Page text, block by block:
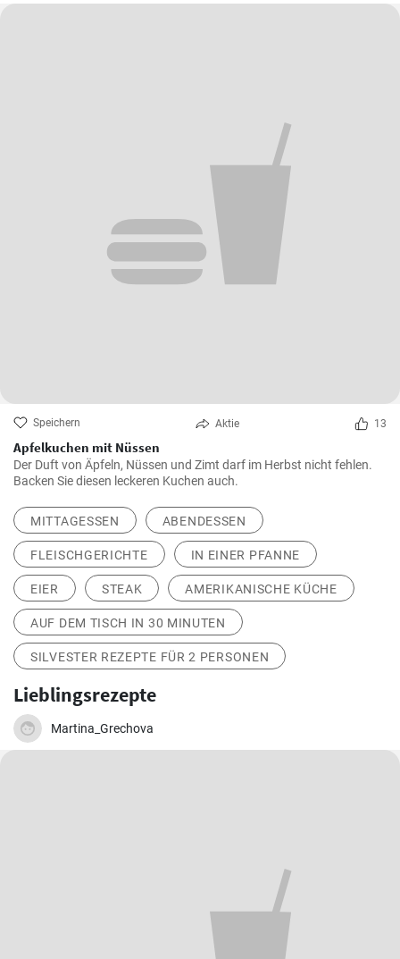
Speichern Aktie 13
Apfelkuchen mit Nüssen
Der Duft von Äpfeln, Nüssen und Zimt darf im Herbst nicht fehlen.
Backen Sie diesen leckeren Kuchen auch.
MITTAGESSEN ABENDESSEN
FLEISCHGERICHTE IN EINER PFANNE
EIER STEAK AMERIKANISCHE KÜCHE
AUF DEM TISCH IN 30 MINUTEN
SILVESTER REZEPTE FÜR 2 PERSONEN
Lieblingsrezepte
Martina_Grechova